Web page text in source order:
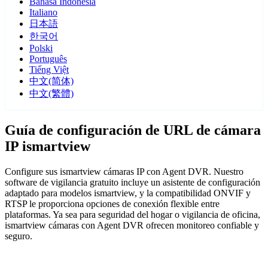
Italiano
日本語
한국어
Polski
Português
Tiếng Việt
中文(简体)
中文(繁體)
Guía de configuración de URL de cámara
IP ismartview
Configure sus ismartview cámaras IP con Agent DVR. Nuestro
software de vigilancia gratuito incluye un asistente de configuración
adaptado para modelos ismartview, y la compatibilidad ONVIF y
RTSP le proporciona opciones de conexión flexible entre
plataformas. Ya sea para seguridad del hogar o vigilancia de oficina,
ismartview cámaras con Agent DVR ofrecen monitoreo confiable y
seguro.